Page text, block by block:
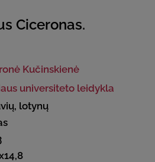
Ciceronas.
Kučinskienė
universiteto leidykla
lotynų